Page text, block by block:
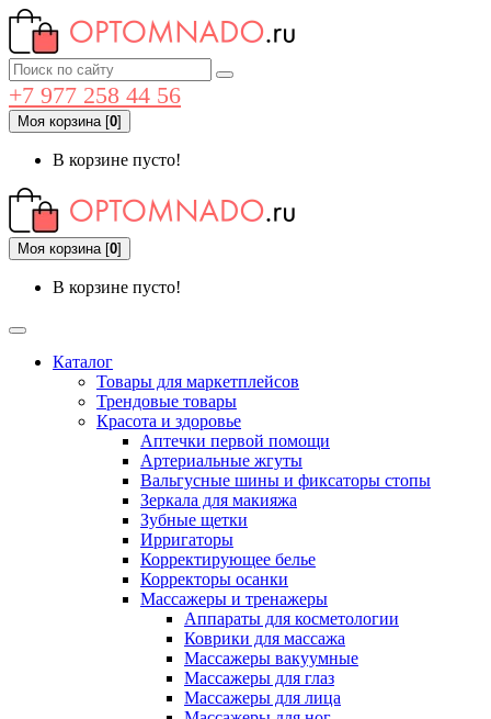
+7 977 258 44 56
Моя корзина[0]
В корзине пусто!
Моя корзина[0]
В корзине пусто!
Каталог
Товары для маркетплейсов
Трендовые товары
Красота и здоровье
Аптечки первой помощи
Артериальные жгуты
Вальгусные шины и фиксаторы стопы
Зеркала для макияжа
Зубные щетки
Ирригаторы
Корректирующее белье
Корректоры осанки
Массажеры и тренажеры
Аппараты для косметологии
Коврики для массажа
Массажеры вакуумные
Массажеры для глаз
Массажеры для лица